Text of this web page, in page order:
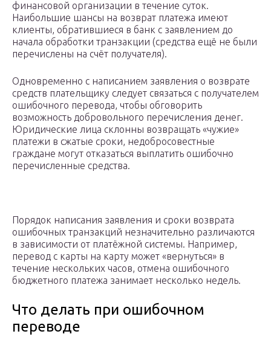
финансовой организации в течение суток.
Наибольшие шансы на возврат платежа имеют
клиенты, обратившиеся в банк с заявлением до
начала обработки транзакции (средства ещё не были
перечислены на счёт получателя).
Одновременно с написанием заявления о возврате
средств плательщику следует связаться с получателем
ошибочного перевода, чтобы обговорить
возможность добровольного перечисления денег.
Юридические лица склонны возвращать «чужие»
платежи в сжатые сроки, недобросовестные
граждане могут отказаться выплатить ошибочно
перечисленные средства.
Порядок написания заявления и сроки возврата
ошибочных транзакций незначительно различаются
в зависимости от платёжной системы. Например,
перевод с карты на карту может «вернуться» в
течение нескольких часов, отмена ошибочного
бюджетного платежа занимает несколько недель.
Что делать при ошибочном
переводе